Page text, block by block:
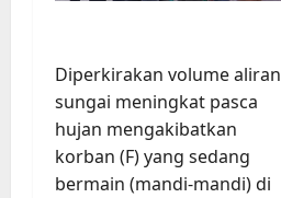
Diperkirakan volume aliran
sungai meningkat pasca
hujan mengakibatkan
korban (F) yang sedang
bermain (mandi-mandi) di